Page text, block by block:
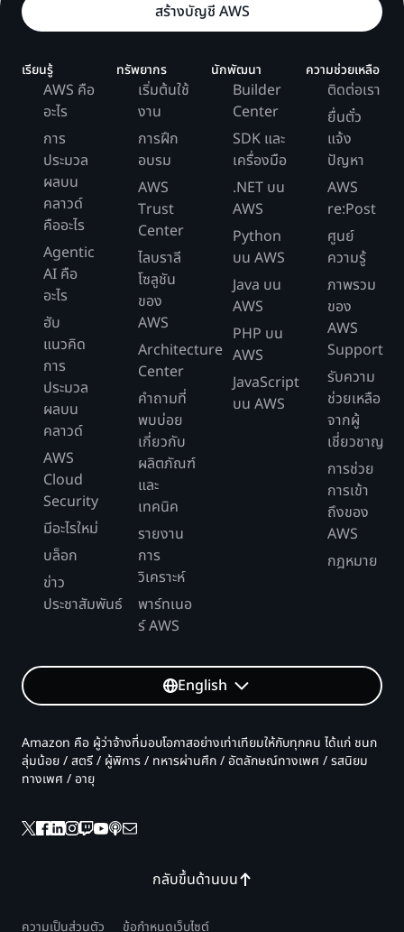
สร้างบัญชี AWS
เรียนรู้
AWS คือ
อะไร
การ
ประมวล
ผลบน
คลาวด์
คืออะไร
Agentic
AI คือ
อะไร
ฮับ
แนวคิด
การ
ประมวล
ผลบน
คลาวด์
AWS
Cloud
Security
มีอะไรใหม่
บล็อก
ข่าว
ประชาสัมพันธ์
ทรัพยากร
เริ่มต้นใช้
งาน
การฝึก
อบรม
AWS
Trust
Center
ไลบราลี
โซลูชัน
ของ
AWS
Architecture
Center
คำถามที่
พบบ่อย
เกี่ยวกับ
ผลิตภัณฑ์
และ
เทคนิค
รายงาน
การ
วิเคราะห์
พาร์ทเนอ
ร์ AWS
นักพัฒนา
Builder
Center
SDK และ
เครื่องมือ
.NET บน
AWS
Python
บน AWS
Java บน
AWS
PHP บน
AWS
JavaScript
บน AWS
ความช่วยเหลือ
ติดต่อเรา
ยื่นตั๋ว
แจ้ง
ปัญหา
AWS
re:Post
ศูนย์
ความรู้
ภาพรวม
ของ
AWS
Support
รับความ
ช่วยเหลือ
จากผู้
เชี่ยวชาญ
การช่วย
การเข้า
ถึงของ
AWS
กฎหมาย
English
กลับขึ้นด้านบน
Amazon คือ ผู้ว่าจ้างที่มอบโอกาสอย่างเท่าเทียมให้กับทุกคน ได้แก่ ชนก
ลุ่มน้อย / สตรี / ผู้พิการ / ทหารผ่านศึก / อัตลักษณ์ทางเพศ / รสนิยม
ทางเพศ / อายุ
ความเป็นส่วนตัว ข้อกำหนดเว็บไซต์